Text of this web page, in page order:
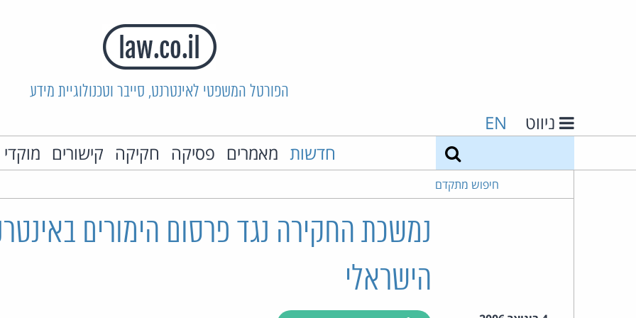
הפורטל המשפטי לאינטרנט, סייבר וטכנולוגיית מידע
ניווט EN
חדשות מאמרים פסיקה חקיקה קישורים
חיפוש מתקדם
נמשכת החקירה נגד פרסום הימורים
הישראלי